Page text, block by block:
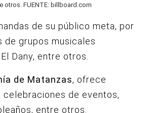
otros. FUENTE: billboard.com
de su público meta, por
de grupos musicales
Dany, entre otros.
de Matanzas, ofrece
de eventos,
entre otros.